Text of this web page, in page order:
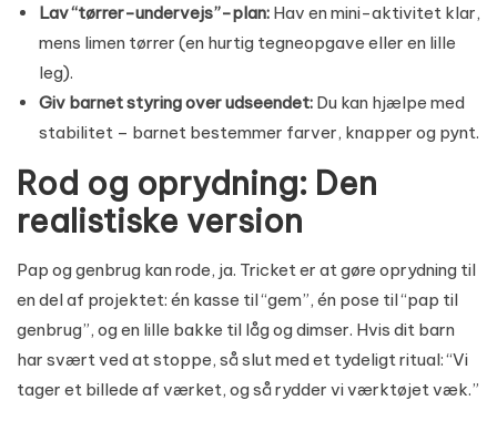
Lav “tørrer-undervejs”-plan: Hav en mini-aktivitet klar,
mens limen tørrer (en hurtig tegneopgave eller en lille
leg).
Giv barnet styring over udseendet: Du kan hjælpe med
stabilitet – barnet bestemmer farver, knapper og pynt.
Rod og oprydning: Den
realistiske version
Pap og genbrug kan rode, ja. Tricket er at gøre oprydning til
en del af projektet: én kasse til “gem”, én pose til “pap til
genbrug”, og en lille bakke til låg og dimser. Hvis dit barn
har svært ved at stoppe, så slut med et tydeligt ritual: “Vi
tager et billede af værket, og så rydder vi værktøjet væk.”